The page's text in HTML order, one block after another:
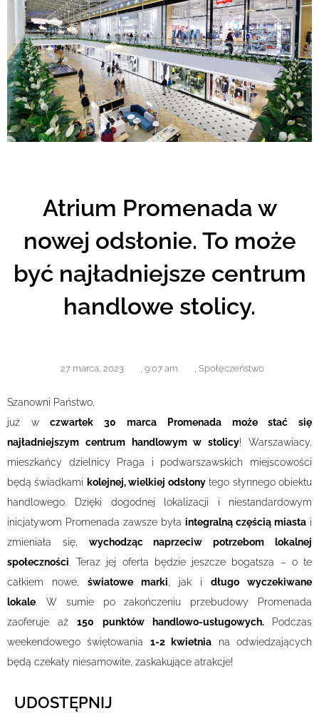
Atrium Promenada w
nowej odsłonie. To może
być najładniejsze centrum
handlowe stolicy.
27 marca, 2023 , 9:07 am , Społęczeństwo
Szanowni Państwo,
już wczwartek 30 marca
Promenada może stać się
najładniejszym centrum handlowym w stolicy! Warszawiacy,
mieszkańcy dzielnicy Praga i podwarszawskich miejscowości
będą świadkami kolejnej, wielkiej odsłonytego słynnego obiektu
handlowego. Dzięki dogodnej lokalizacji i niestandardowym
inicjatywom Promenada zawsze była integralną częścią miasta i
zmieniała się, wychodząc naprzeciw potrzebom lokalnej
społeczności. Teraz jej oferta będzie jeszcze bogatsza – o te
całkiem nowe, światowe marki, jak i długo wyczekiwane
lokale. W sumie po zakończeniu przebudowy Promenada
zaoferuje aż150 punktów handlowo-usługowych.
Podczas
weekendowego świętowania 1-2 kwietnia na odwiedzających
będą czekały niesamowite, zaskakujące atrakcje!
UDOSTĘPNIJ